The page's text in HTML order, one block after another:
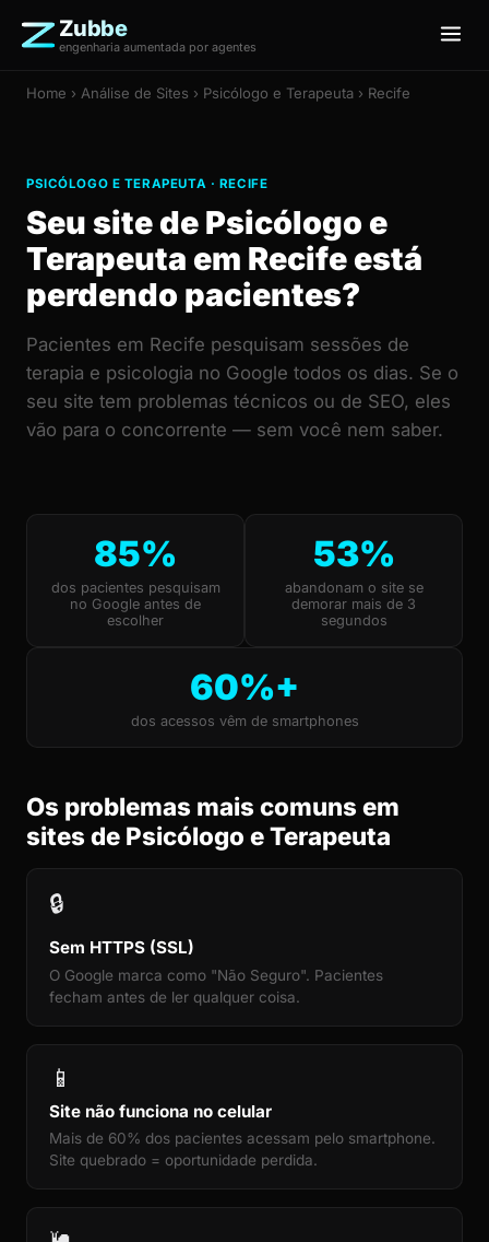
Zubbe
engenharia aumentada por agentes
Home › Análise de Sites › Psicólogo e Terapeuta › Recife
PSICÓLOGO E TERAPEUTA · RECIFE
Seu site de Psicólogo e
Terapeuta em Recife está
perdendo pacientes?
Pacientes em Recife pesquisam sessões de
terapia e psicologia no Google todos os dias. Se o
seu site tem problemas técnicos ou de SEO, eles
vão para o concorrente — sem você nem saber.
85%
dos pacientes pesquisam
no Google antes de
escolher
53%
abandonam o site se
demorar mais de 3
segundos
60%+
dos acessos vêm de smartphones
Os problemas mais comuns em
sites de Psicólogo e Terapeuta
🔒
Sem HTTPS (SSL)
O Google marca como "Não Seguro". Pacientes
fecham antes de ler qualquer coisa.
📱
Site não funciona no celular
Mais de 60% dos pacientes acessam pelo smartphone.
Site quebrado = oportunidade perdida.